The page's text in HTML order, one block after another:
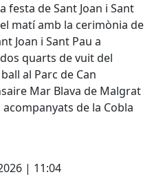
festa de Sant Joan i Sant
matí amb la cerimònia de
Joan i Sant Pau a
quarts de vuit del
al Parc de Can
Mar Blava de Malgrat
acompanyats de la Cobla
| 11:04